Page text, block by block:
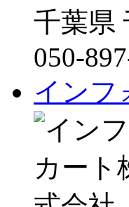
千葉県
050-
インフ